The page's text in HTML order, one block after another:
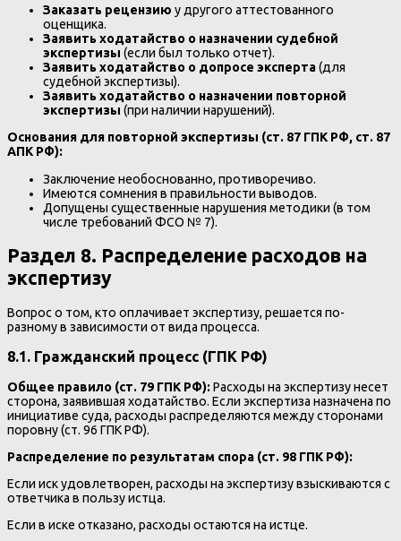
Заказать рецензию у другого аттестованного
оценщика.
Заявить ходатайство о назначении судебной
экспертизы (если был только отчет).
Заявить ходатайство о допросе эксперта(для
судебной экспертизы).
Заявить ходатайство о назначении повторной
экспертизы (при наличии нарушений).
Основания для повторной экспертизы (ст. 87 ГПК РФ, ст. 87
АПК РФ):
Заключение необоснованно, противоречиво.
Имеются сомнения в правильности выводов.
Допущены существенные нарушения методики (в том
числе требований ФСО № 7).
Раздел 8. Распределение расходов на
экспертизу
Вопрос о том, кто оплачивает экспертизу, решается по-
разному в зависимости от вида процесса.
8.1. Гражданский процесс (ГПК РФ)
Общее правило (ст. 79 ГПК РФ):Расходы на экспертизу несет
сторона, заявившая ходатайство. Если экспертиза назначена по
инициативе суда, расходы распределяются между сторонами
поровну (ст. 96 ГПК РФ).
Распределение по результатам спора (ст. 98 ГПК РФ):
Если иск удовлетворен, расходы на экспертизу взыскиваются с
ответчика в пользу истца.
Если в иске отказано, расходы остаются на истце.